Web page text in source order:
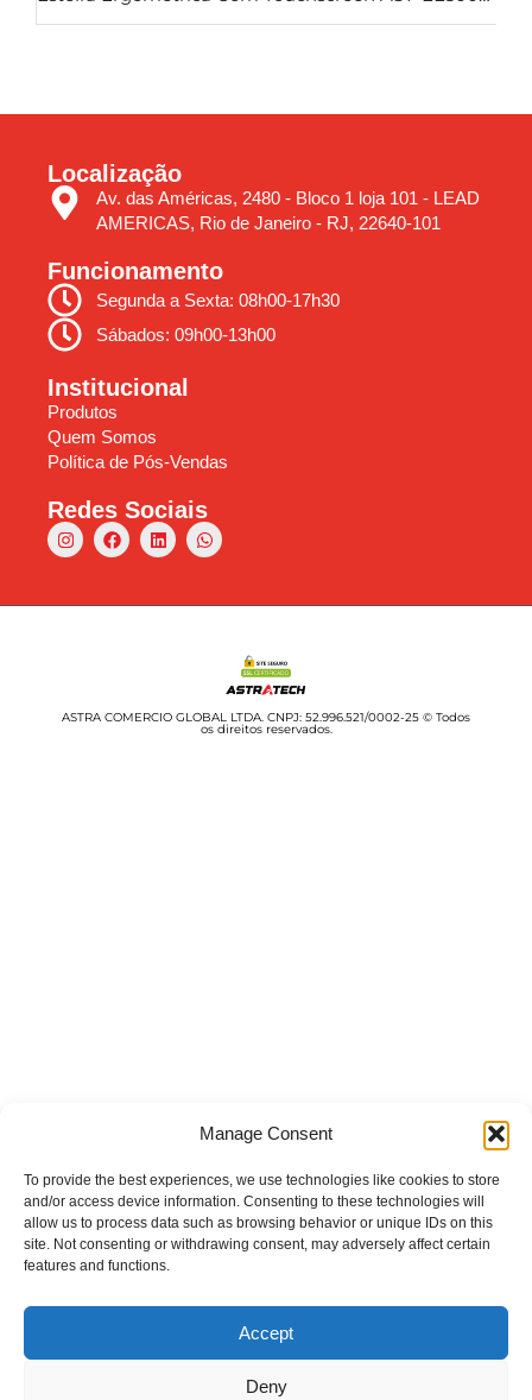
Manage Consent
To provide the best experiences, we use technologies like cookies to store
and/or access device information. Consenting to these technologies will
allow us to process data such as browsing behavior or unique IDs on this
site. Not consenting or withdrawing consent, may adversely affect certain
features and functions.
Accept
Deny
Localização
Av. das Américas, 2480 - Bloco 1 loja 101 - LEAD
AMERICAS, Rio de Janeiro - RJ, 22640-101
Funcionamento
Segunda a Sexta: 08h00-17h30
Sábados: 09h00-13h00
Institucional
Produtos
Quem Somos
Política de Pós-Vendas
Redes Sociais
ASTRA COMERCIO GLOBAL LTDA. CNPJ: 52.996.521/0002-25 © Todos
os direitos reservados.